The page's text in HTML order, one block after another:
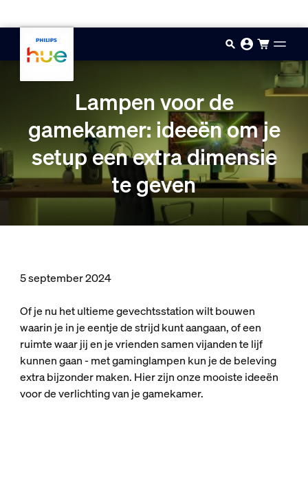
Lampen voor de
gamekamer: ideeën om je
setup een extra dimensie
te geven
5 september 2024
Of je nu het ultieme gevechtsstation wilt bouwen
waarin je in je eentje de strijd kunt aangaan, of een
ruimte waar jij en je vrienden samen vijanden te lijf
kunnen gaan - met gaminglampen kun je de beleving
extra bijzonder maken. Hier zijn onze mooiste ideeën
voor de verlichting van je gamekamer.